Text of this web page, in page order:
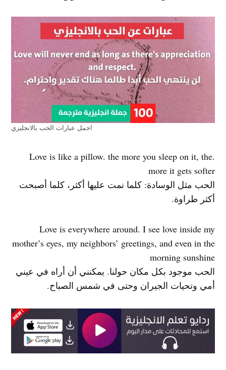
اجمل عبارات الحب بالانجليزي
.Love is like a pillow. the more you sleep on it, the
more it gets softer
الحب مثل الوسادة: كلما نمت عليها أكثر، كلما أصبحت
أكثر طراوة.
Love is everywhere around. I see love inside my
mother’s eyes, my neighbors’ greetings, and even in the
morning sunshine
الحب موجود بكل مكان حولنا. يمكنني أن أراه في عيني
أمي وتحيات الجيران وحتى في شمس الصباح.